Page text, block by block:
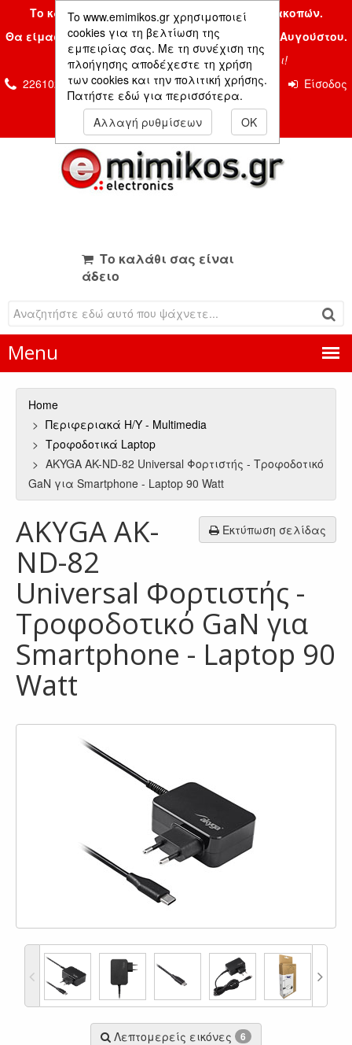
To www.emimikos.gr χρησιμοποιεί
cookies για τη βελτίωση της
εμπειρίας σας. Με τη συνέχιση της
πλοήγησης αποδέχεστε τη χρήση
των cookies και την πολιτική χρήσης.
Πατήστε εδώ για περισσότερα.
Αλλαγή ρυθμίσεων
OK
Το κατάστημα μας είναι κλειστό λόγω διακοπών.
Θα είμαστε και πάλι μαζί σας την Δευτέρα 24 Αυγούστου.
Σας ευχόμαστε ένα όμορφο καλοκαίρι!
2261026435 & 2261081666
Επικοινωνία
Είσοδος
Μέλους
Το καλάθι σας είναι
άδειο
Menu
Home
Περιφεριακά Η/Υ - Multimedia
Τροφοδοτικά Laptop
AKYGA AK-ND-82 Universal Φορτιστής - Τροφοδοτικό
GaN για Smartphone - Laptop 90 Watt
Εκτύπωση σελίδας
AKYGA AK-
ND-82
Universal Φορτιστής -
Τροφοδοτικό GaN για
Smartphone - Laptop 90
Watt
Λεπτομερείς εικόνες 6